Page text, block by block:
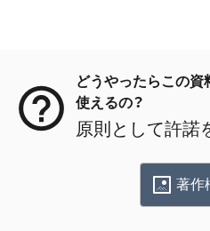
どうやったらこの
使えるの？
原則として許諾
著作